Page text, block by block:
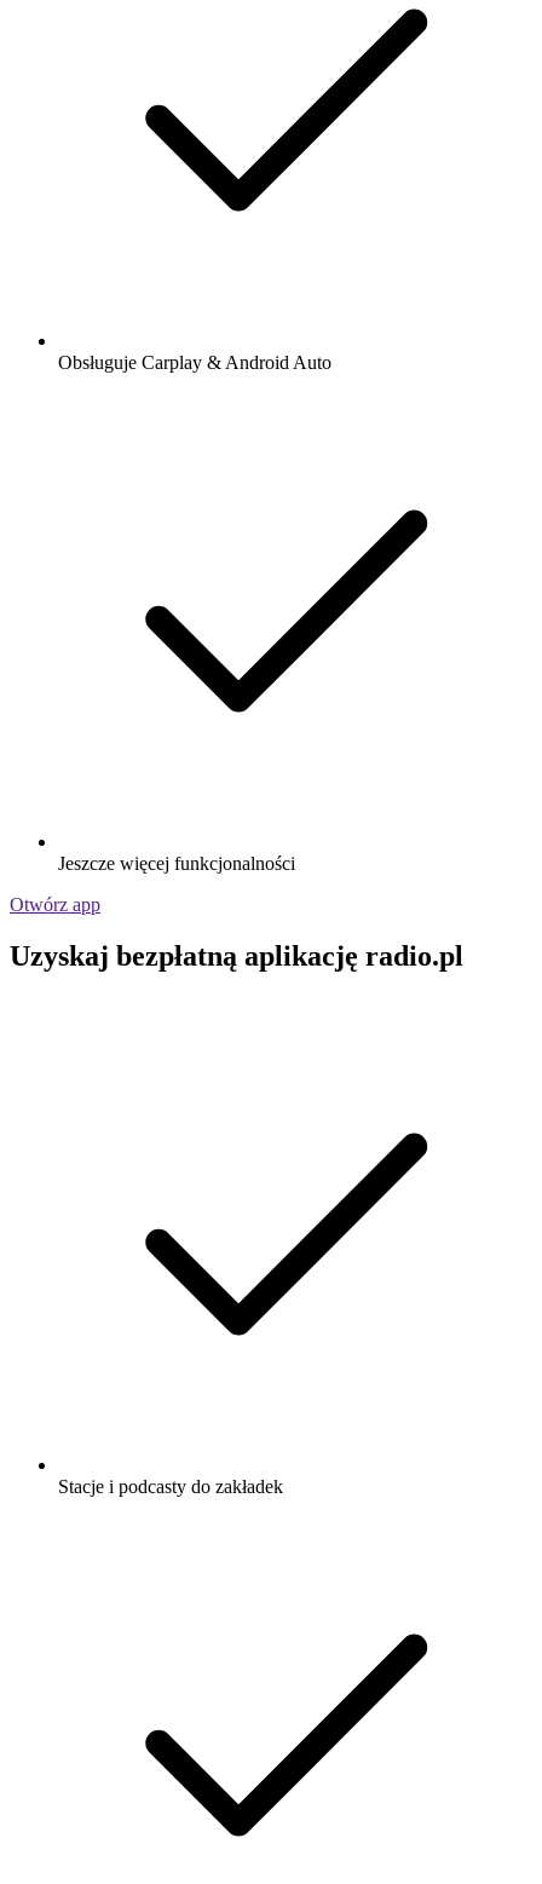
Obsługuje Carplay & Android Auto
Jeszcze więcej funkcjonalności
Otwórz app
Uzyskaj bezpłatną aplikację radio.pl
Stacje i podcasty do zakładek